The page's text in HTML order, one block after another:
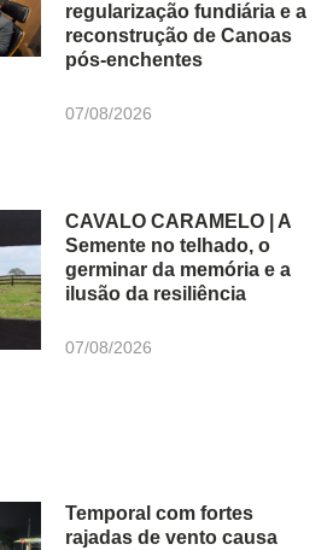
regularização fundiária e a
reconstrução de Canoas
pós-enchentes
07/08/2026
CAVALO CARAMELO | A
Semente no telhado, o
germinar da memória e a
ilusão da resiliência
07/08/2026
Temporal com fortes
rajadas de vento causa